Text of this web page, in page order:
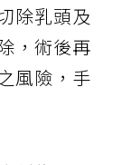
除乳頭及
，術後再
風險，手